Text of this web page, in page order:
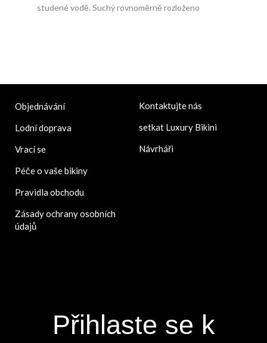
studené vodě. Suchý rovnoměrně rozloženo
Objednávání
Lodní doprava
Vrací se
Péče o vaše bikiny
Pravidla obchodu
Zásady ochrany osobních
údajů
Kontaktujte nás
setkat Luxury Bikini
Návrháři
Přihlaste se k